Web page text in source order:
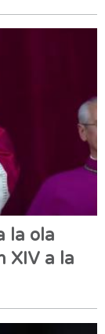
la ola
XIV a la